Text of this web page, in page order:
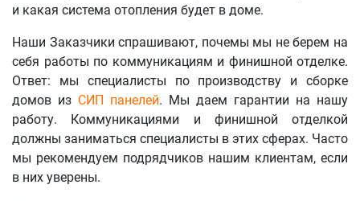
и какая система отопления будет в доме.
Наши Заказчики спрашивают, почемы мы не берем на
себя работы по коммуникациям и финишной отделке.
Ответ: мы специалисты по производству и сборке
домов из СИП панелей. Мы даем гарантии на нашу
работу. Коммуникациями и финишной отделкой
должны заниматься специалисты в этих сферах. Часто
мы рекомендуем подрядчиков нашим клиентам, если
в них уверены.